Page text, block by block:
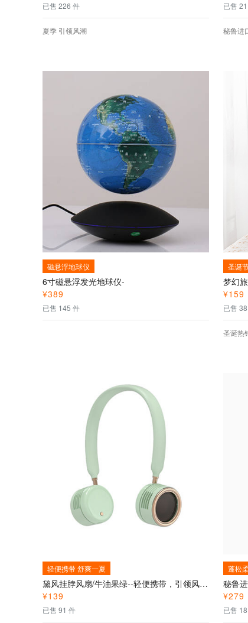
已售 226 件
夏季 引领风潮
已售
秘鲁进
磁悬浮地球仪
6寸磁悬浮发光地球仪-
¥389
已售 145 件
圣诞
梦幻
¥159
已售
圣诞热
轻便携带 舒爽一夏
黛风挂脖风扇/牛油果绿--轻便携带，引领风潮，时尚搭配
¥139
已售 91 件
蓬松
¥279
已售